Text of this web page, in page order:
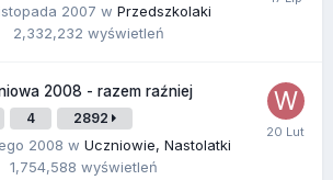
2007 w Przedszkolaki
2,332,232 wyświetleń
2008 - razem raźniej
4 2892
2008 w Uczniowie, Nastolatki
1,754,588 wyświetleń